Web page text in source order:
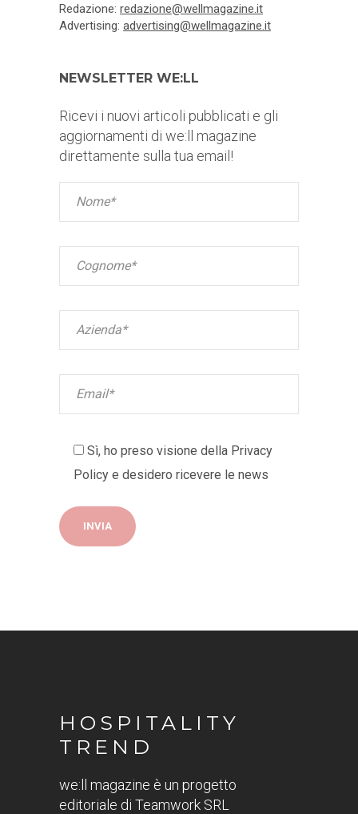
Redazione: redazione@wellmagazine.it
Advertising: advertising@wellmagazine.it
NEWSLETTER WE:LL
Ricevi i nuovi articoli pubblicati e gli
aggiornamenti di we:ll magazine
direttamente sulla tua email!
Sì, ho preso visione della Privacy
Policy e desidero ricevere le news
HOSPITALITY
TREND
we:ll magazine è un progetto
editoriale di Teamwork SRL